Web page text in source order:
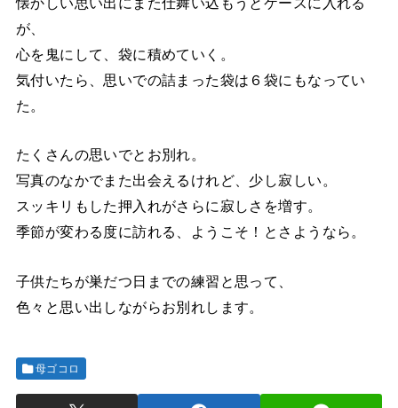
が、
心を鬼にして、袋に積めていく。
気付いたら、思いでの詰まった袋は６袋にもなってい
た。
たくさんの思いでとお別れ。
写真のなかでまた出会えるけれど、少し寂しい。
スッキリもした押入れがさらに寂しさを増す。
季節が変わる度に訪れる、ようこそ！とさようなら。
子供たちが巣だつ日までの練習と思って、
色々と思い出しながらお別れします。
母ゴコロ